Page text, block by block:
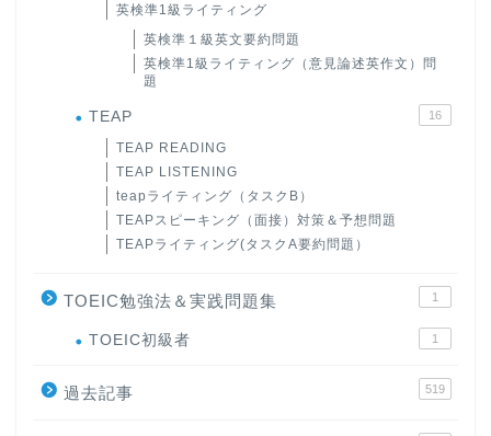
英検準1級ライティング
英検準１級英文要約問題
英検準1級ライティング（意見論述英作文）問
題
TEAP 16
TEAP READING
TEAP LISTENING
teapライティング（タスクB）
TEAPスピーキング（面接）対策＆予想問題
TEAPライティング(タスクA要約問題）
TOEIC勉強法＆実践問題集 1
TOEIC初級者 1
過去記事 519